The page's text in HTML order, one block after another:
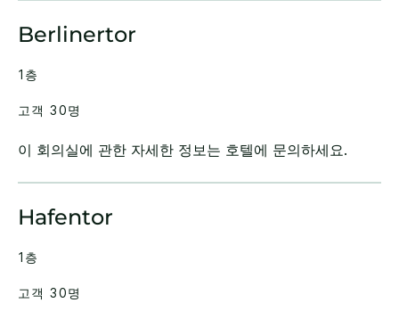
Berlinertor
이 회의실에 관한 자세한 정보는 호텔에 문의하세요.
1층
고객 30명
Hafentor
1층
고객 30명